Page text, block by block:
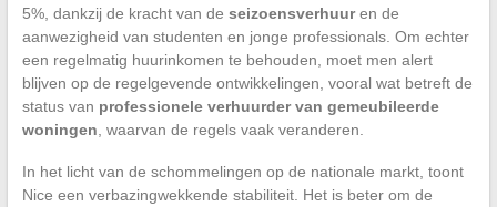
5%, dankzij de kracht van de seizoensverhuuren de
aanwezigheid van studenten en jonge professionals. Om echter
een regelmatig huurinkomen te behouden, moet men alert
blijven op de regelgevende ontwikkelingen, vooral wat betreft de
status van professionele verhuurder van gemeubileerde
woningen , waarvan de regels vaak veranderen.
In het licht van de schommelingen op de nationale markt, toont
Nice een verbazingwekkende stabiliteit. Het is beter om de